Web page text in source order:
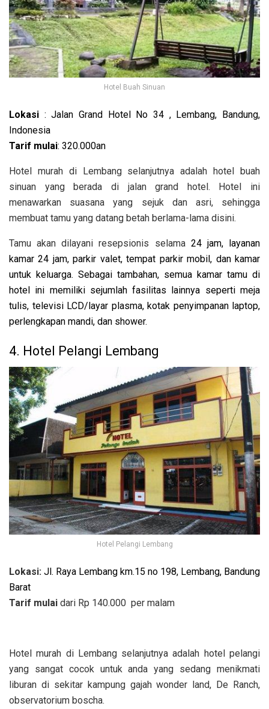
Hotel Buah Sinuan
Lokasi : Jalan Grand Hotel No 34 , Lembang, Bandung,
Indonesia
Tarif mulai: 320.000an
Hotel murah di Lembang selanjutnya adalah hotel buah
sinuan yang berada di jalan grand hotel. Hotel ini
menawarkan suasana yang sejuk dan asri, sehingga
membuat tamu yang datang betah berlama-lama disini.
Tamu akan dilayani resepsionis selama 24 jam, layanan
kamar 24 jam, parkir valet, tempat parkir mobil, dan kamar
untuk keluarga. Sebagai tambahan, semua kamar tamu di
hotel ini memiliki sejumlah fasilitas lainnya seperti meja
tulis, televisi LCD/layar plasma, kotak penyimpanan laptop,
perlengkapan mandi, dan shower.
4. Hotel Pelangi Lembang
Hotel Pelangi Lembang
Lokasi: Jl. Raya Lembang km.15 no 198, Lembang, Bandung
Barat
Tarif mulai dari Rp 140.000 per malam
Hotel murah di Lembang selanjutnya adalah hotel pelangi
yang sangat cocok untuk anda yang sedang menikmati
liburan di sekitar kampung gajah wonder land, De Ranch,
observatorium boscha.